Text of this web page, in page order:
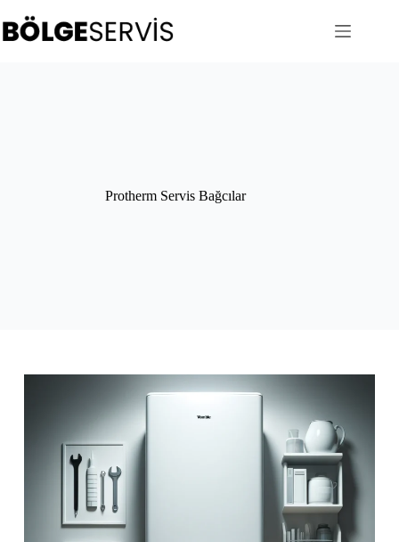
to
content
Protherm Servis Bağcılar